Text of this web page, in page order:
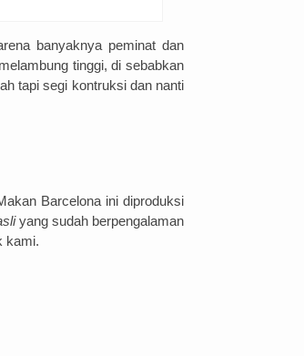
banyaknya peminat dan
tinggi, di sebabkan
tapi segi kontruksi dan nanti
Barcelona ini diproduksi
yang sudah berpengalaman
kami.